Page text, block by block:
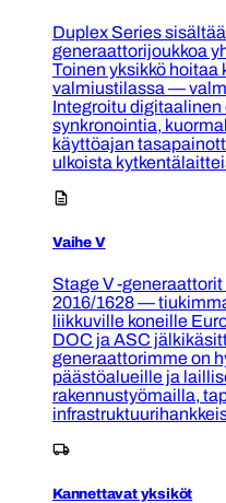
Duplex Series
generaattorijoukkoa
Toinen yksikkö hoitaa
valmiustilassa —
Integroitu
synkronointia,
käyttöajan
ulkoista
Vaihe V
Stage V -
2016/1628 —
liikkuville koneille
DOC ja ASC
generaattorimme on
päästöalueille ja
rakennustyömailla,
Kannettavat yksiköt